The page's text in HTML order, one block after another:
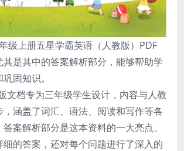
级上册五星学霸英语（人教版）PDF
其是其中的答案解析部分，能够帮助学
固知识。
文档专为三年级学生设计，内容与人教
，涵盖了词汇、语法、阅读和写作等各
案解析部分是这本资料的一大亮点。
的答案，还对每个问题进行了深入的